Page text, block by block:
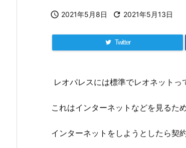
 2021年5月8日  2021年5月13日
Twitter
レオパレスには標準でレオネットっ
これはインターネットなどを見るた
インターネットをしようとしたら契約